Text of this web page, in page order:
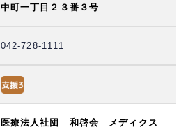
中町一丁目２３番３号
042-728-1111
医療法人社団 和啓会 メディクス